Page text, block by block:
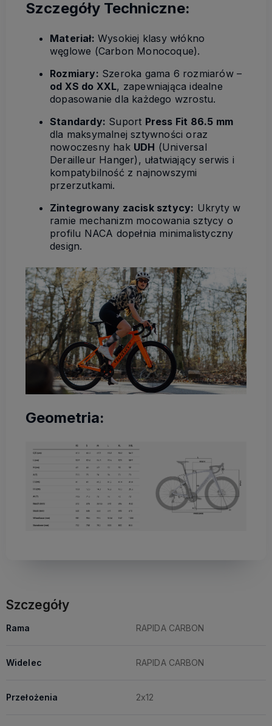
Szczegóły Techniczne:
Materiał: Wysokiej klasy włókno
węglowe (Carbon Monocoque).
Rozmiary: Szeroka gama 6 rozmiarów –
od XS do XXL, zapewniająca idealne
dopasowanie dla każdego wzrostu.
Standardy: Suport Press Fit 86.5 mm
dla maksymalnej sztywności oraz
nowoczesny hak UDH (Universal
Derailleur Hanger), ułatwiający serwis i
kompatybilność z najnowszymi
przerzutkami.
Zintegrowany zacisk sztycy: Ukryty w
ramie mechanizm mocowania sztycy o
profilu NACA dopełnia minimalistyczny
design.
Geometria:
Szczegóły
Rama RAPIDA CARBON
Widelec RAPIDA CARBON
Przełożenia 2x12